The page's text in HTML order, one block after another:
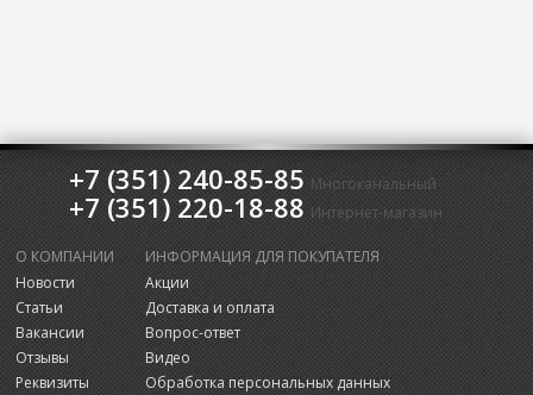
+7 (351) 240-85-85 Многоканальный
+7 (351) 220-18-88 Интернет-магазин
О КОМПАНИИ
Новости
Статьи
Вакансии
Отзывы
Реквизиты
ИНФОРМАЦИЯ ДЛЯ ПОКУПАТЕЛЯ
Акции
Доставка и оплата
Вопрос-ответ
Видео
Обработка персональных данных